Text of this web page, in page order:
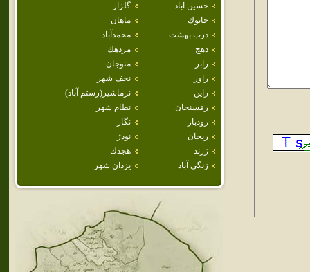
حسين آباد
گلزار
خانوك
ماهان
درب بهشت
محمدآباد
دهج
مردهك
رابر
منوجان
راور
نجف شهر
راين
نرماشير(رستم آباد)
رفسنجان
نظام شهر
رودبار
نگار
ريحان
نودژ
زرند
هجدك
زنگي آباد
يزدان شهر